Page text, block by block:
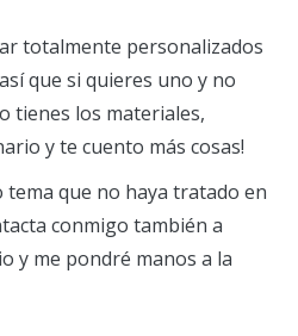
totalmente personalizados
que si quieres uno y no
tienes los materiales,
y te cuento más cosas!
tema que no haya tratado en
conmigo también a
y me pondré manos a la